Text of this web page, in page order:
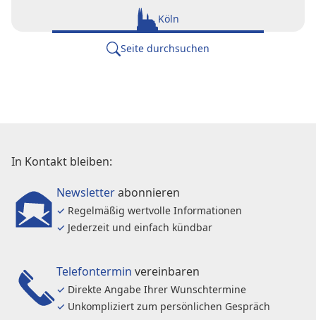
Köln
Seite durchsuchen
In Kontakt bleiben:
Newsletterabonnieren
✓ Regelmäßig wertvolle Informationen
✓ Jederzeit und einfach kündbar
Telefontermin vereinbaren
✓ Direkte Angabe Ihrer Wunschtermine
✓ Unkompliziert zum persönlichen Gespräch